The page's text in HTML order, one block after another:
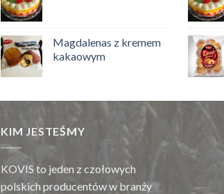
Magdalenas z kremem
kakaowym
KIM JESTEŚMY
KOVIS to jeden z czołowych
polskich producentów w branży